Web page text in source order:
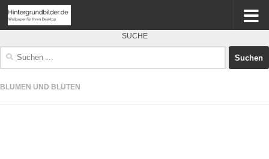
SUCHE
BLUMEN UND BLÜTEN